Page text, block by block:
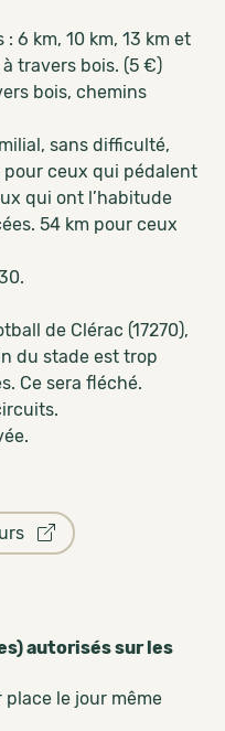
6 km, 10 km, 13 km et
travers bois. (5 €)
bois, chemins
sans difficulté,
ceux qui pédalent
qui ont l’habitude
54 km pour ceux
de Clérac (17270),
du stade est trop
Ce sera fléché.
autorisés sur les
le jour même